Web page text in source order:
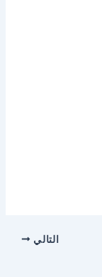
التالي